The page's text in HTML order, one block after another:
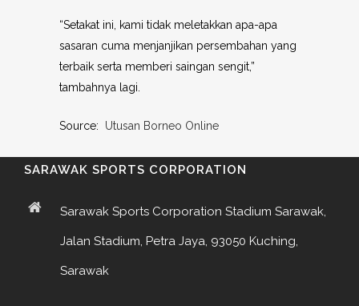
“Setakat ini, kami tidak meletakkan apa-apa
sasaran cuma menjanjikan persembahan yang
terbaik serta memberi saingan sengit,”
tambahnya lagi.
Source: Utusan Borneo Online
SARAWAK SPORTS CORPORATION
Sarawak Sports Corporation Stadium Sarawak,
Jalan Stadium, Petra Jaya, 93050 Kuching,
Sarawak